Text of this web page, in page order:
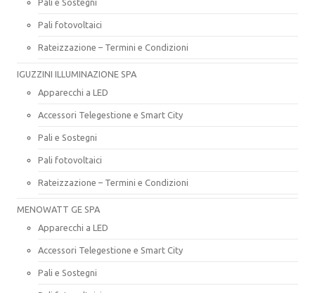
Pali e Sostegni
Pali fotovoltaici
Rateizzazione – Termini e Condizioni
IGUZZINI ILLUMINAZIONE SPA
Apparecchi a LED
Accessori Telegestione e Smart City
Pali e Sostegni
Pali fotovoltaici
Rateizzazione – Termini e Condizioni
MENOWATT GE SPA
Apparecchi a LED
Accessori Telegestione e Smart City
Pali e Sostegni